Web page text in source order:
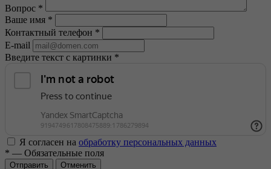
Вопрос *
Ваше имя *
Контактный телефон *
E-mail
Введите текст с картинки *
Я согласен на обработку персональных данных
* — Обязательные поля
Отменить